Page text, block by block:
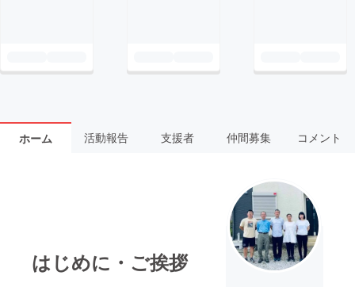
ホーム 活動報告 支援者 仲間募集 コメント
はじめに・ご挨拶